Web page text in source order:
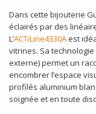
Dans cette bijouterie
éclairés par des
L’ACTiLine4330Aest
vitrines. Sa
externe) permet un
encombrer l’espace
profilés aluminium
soignée et en toute